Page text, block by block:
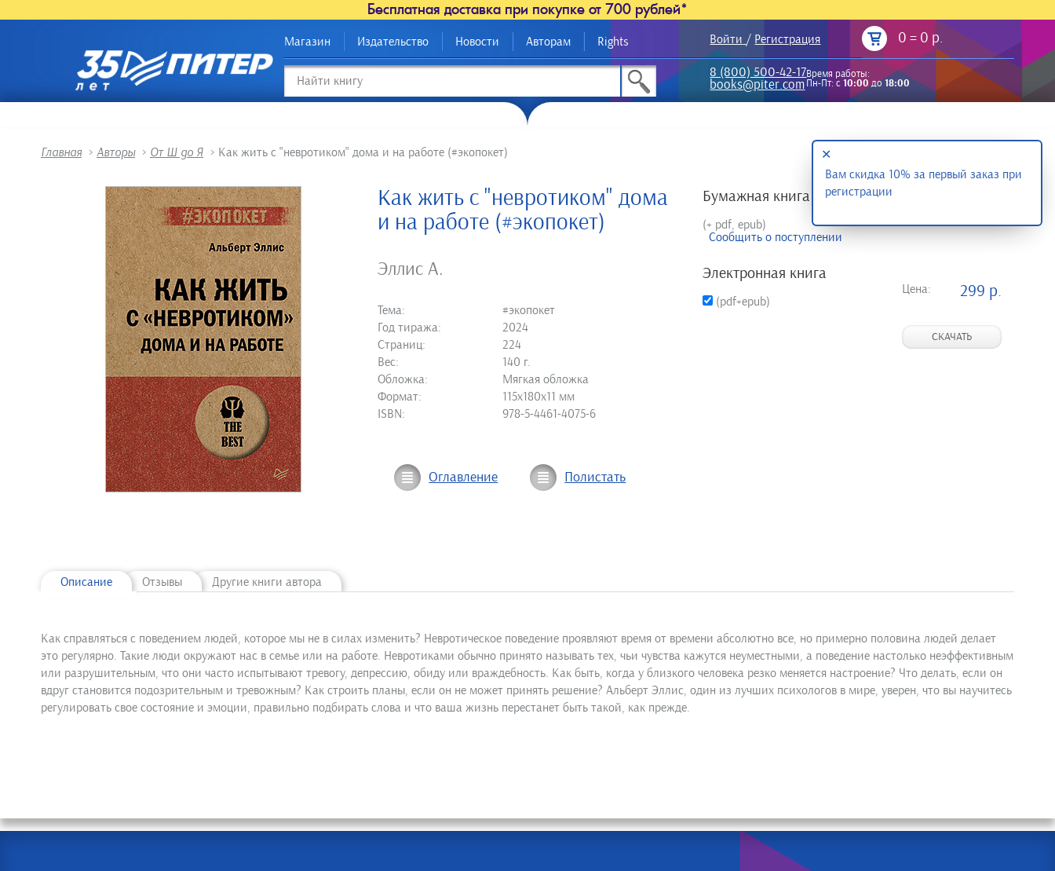
Бесплатная доставка при покупке от 700 рублей*
Магазин Издательство Новости Авторам Rights Войти / Регистрация 0 = 0 р.
8 (800) 500-42-17
books@piter.com
Время работы:
Пн-Пт: с10:00до18:00
Главная > Авторы > От Ш до Я > Как жить с "невротиком" дома и на работе (#экопокет)
Как жить с "невротиком" дома
и на работе (#экопокет)
Эллис А.
Тема:
#экопокет
Год тиража:
2024
Страниц:
224
Вес:
140 г.
Обложка:
Мягкая обложка
Формат:
115х180х11 мм
ISBN:
978-5-4461-4075-6
Бумажная книга
(+ pdf, epub)
Сообщить о поступлении
Электронная книга
(pdf+epub)
Цена: 299 р.
СКАЧАТЬ
Оглавление Полистать
Описание Отзывы Другие книги автора
Как справляться с поведением людей, которое мы не в силах изменить? Невротическое поведение проявляют время от времени абсолютно все, но примерно половина людей делает
это регулярно. Такие люди окружают нас в семье или на работе. Невротиками обычно принято называть тех, чьи чувства кажутся неуместными, а поведение настолько неэффективным
или разрушительным, что они часто испытывают тревогу, депрессию, обиду или враждебность. Как быть, когда у близкого человека резко меняется настроение? Что делать, если он
вдруг становится подозрительным и тревожным? Как строить планы, если он не может принять решение? Альберт Эллис, один из лучших психологов в мире, уверен, что вы научитесь
регулировать свое состояние и эмоции, правильно подбирать слова и что ваша жизнь перестанет быть такой, как прежде.
Вам скидка 10% за первый заказ при
регистрации
✕